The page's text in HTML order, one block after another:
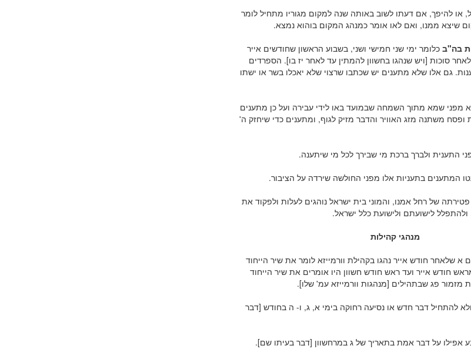
או להיפך, אם דעתו לשוב באותה שנה למקום מגוריו מתחיל לומר
שיצא ממנו, ואם לאו אומר כמנהג המקום בוהוא נמצא.
בה"ב כלומר ימי שני חמישי ושני, בשבוע הראשון שחודשים אייר
סוכות [ויש שנהגו בחשוון להמתין עד לאחר יז בו]. הספרדים
גם אלו שלא מתענים יש שכתבו שרצוי שלא יאכלו בשר או ישתו
מפני שמא מתוך השמחה שבמועד באו לידי עבירה ועל כן מתענים
ופסח משתנה מזג האוויר והדבר מזיק לגוף, ומתענים כדי שיחזק ה'
התענית ולברך ברכת מי שבירך לכל מי שיתענה.
המתענים בתעניות אלו מפני החולשה שירדה על הציבור.
פטירתה של רחל אמנו, והמוני בית ישראל נוהגים לעלות ולפקוד את
לישועתם ולישועת כלל ישראל.
מנהגי קהילות
א שלאחר חודש אייר נהגו בקהילת וורמייזא לומר את שיר הייחוד
חודש אייר ועד ראש חודש חשוון היו אומרים את שיר הייחוד
מזמור פג שבתהילים [מנהגות וורמייזא עמ' שלו].
להתחיל דבר חדש או נסיעה רחוקה בימי א, ג, ו- ה בחודש [דבר
אפילו על דבר אמת בתאריך של ג במרחשוון [דבר בעיתו שם].